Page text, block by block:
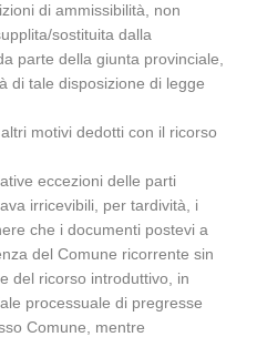
di ammissibilità, non
sostituita dalla
parte della giunta provinciale,
di tale disposizione di legge
motivi dedotti con il ricorso
eccezioni delle parti
irricevibili, per tardività, i
che i documenti postevi a
del Comune ricorrente sin
del ricorso introduttivo, in
processuale di pregresse
Comune, mentre